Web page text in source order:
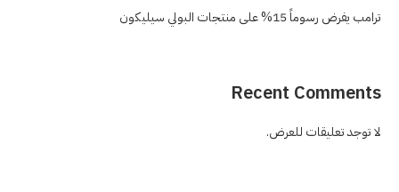
ترامب يفرض رسوماً 15% على منتجات البولي سيليكون
Recent Comments
لا توجد تعليقات للعرض.